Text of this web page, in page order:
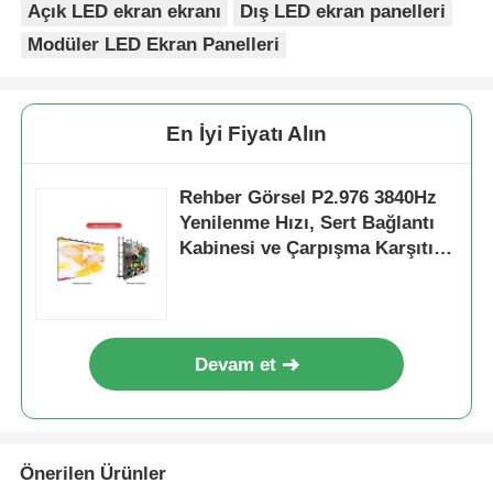
Açık LED ekran ekranı
Dış LED ekran panelleri
Modüler LED Ekran Panelleri
En İyi Fiyatı Alın
Rehber Görsel P2.976 3840Hz
Yenilenme Hızı, Sert Bağlantı
Kabinesi ve Çarpışma Karşıtı
Devam et
Önerilen Ürünler